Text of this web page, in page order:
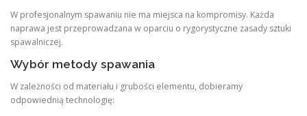
W profesjonalnym spawaniu nie ma miejsca na kompromisy. Każda
naprawa jest przeprowadzana w oparciu o rygorystyczne zasady sztuki
spawalniczej.
Wybór metody spawania
W zależności od materiału i grubości elementu, dobieramy
odpowiednią technologię: